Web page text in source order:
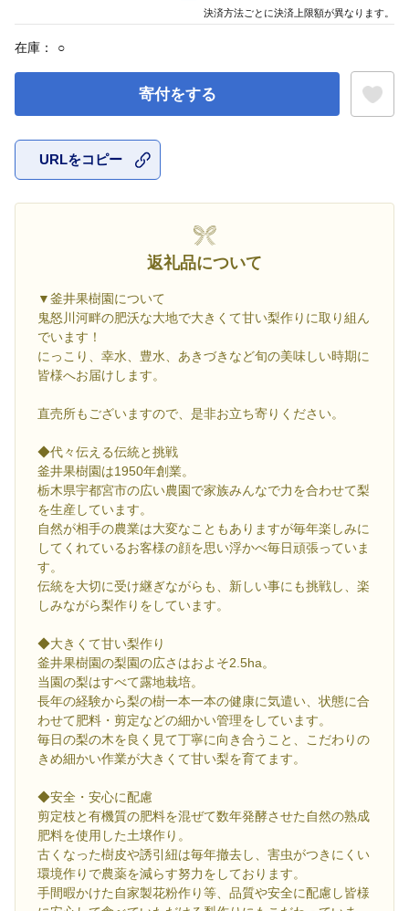
在庫： ○
寄付をする
URLをコピー
返礼品について
▼釜井果樹園について
鬼怒川河畔の肥沃な大地で大きくて甘い梨作りに取り組ん
でいます！
にっこり、幸水、豊水、あきづきなど旬の美味しい時期に
皆様へお届けします。
直売所もございますので、是非お立ち寄りください。
◆代々伝える伝統と挑戦
釜井果樹園は1950年創業。
栃木県宇都宮市の広い農園で家族みんなで力を合わせて梨
を生産しています。
自然が相手の農業は大変なこともありますが毎年楽しみに
してくれているお客様の顔を思い浮かべ毎日頑張っていま
す。
伝統を大切に受け継ぎながらも、新しい事にも挑戦し、楽
しみながら梨作りをしています。
◆大きくて甘い梨作り
釜井果樹園の梨園の広さはおよそ2.5ha。
当園の梨はすべて露地栽培。
長年の経験から梨の樹一本一本の健康に気遣い、状態に合
わせて肥料・剪定などの細かい管理をしています。
毎日の梨の木を良く見て丁寧に向き合うこと、こだわりの
きめ細かい作業が大きくて甘い梨を育てます。
◆安全・安心に配慮
剪定枝と有機質の肥料を混ぜて数年発酵させた自然の熟成
肥料を使用した土壌作り。
古くなった樹皮や誘引紐は毎年撤去し、害虫がつきにくい
環境作りで農薬を減らす努力をしております。
手間暇かけた自家製花粉作り等、品質や安全に配慮し皆様
決済方法ごとに決済上限額が異なります。